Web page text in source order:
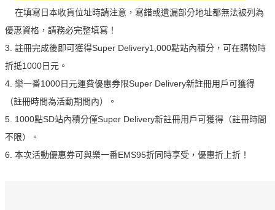
在填寫日本收貨位址時請注意，寫錯或遺漏部分地址都無法被列為
優惠資格，請務必完整填寫！
3. 註冊完成後即可獲得Super Delivery1,000點站內積分，可在購物時
折抵1000日元。
4. 樂一番1000日元運費優惠券限Super Delivery新註冊用戶可獲得
（註冊時間為活動期間內）。
5. 1000點SD站內積分僅Super Delivery新註冊用戶可獲得（註冊時間
不限）。
6. 本次活動優惠券可與樂一番EMS95折同時享受，優惠折上折！